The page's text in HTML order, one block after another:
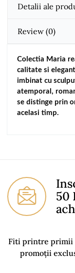
Detalii ale
Review (0)
Colectia Maria
calitate si
imbinat cu
atemporal,
se distinge prin
acelasi timp.
You Must
50
Fiti printre primii
promoții